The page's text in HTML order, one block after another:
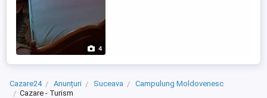
4
Cazare24 Anunțuri Suceava
Campulung Moldovenesc
Cazare - Turism